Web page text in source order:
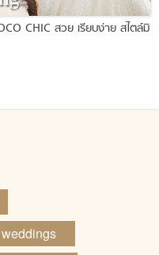
CHIC สวย เรียบง่าย สไตล์มิ